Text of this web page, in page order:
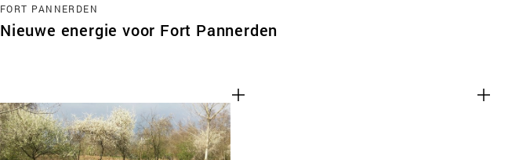
FORT PANNERDEN
Nieuwe energie voor Fort Pannerden